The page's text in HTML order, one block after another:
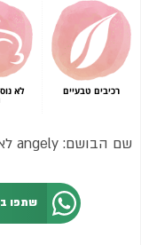
רכיבים טבעיים לא
שם הבושם: angely לאישה
שתפו